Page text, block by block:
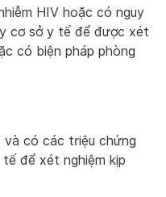
HIV hoặc có nguy
cơ sở y tế để được xét
có biện pháp phòng
và có các triệu chứng
để xét nghiệm kịp